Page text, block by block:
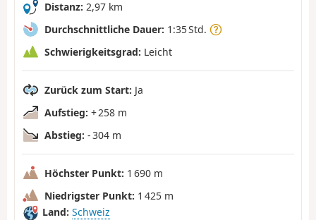
Distanz: 2,97 km
Durchschnittliche Dauer: 1:35 Std.
Schwierigkeitsgrad: Leicht
Zurück zum Start: Ja
Aufstieg: + 258 m
Abstieg: - 304 m
Höchster Punkt: 1 690 m
Niedrigster Punkt: 1 425 m
Land: Schweiz